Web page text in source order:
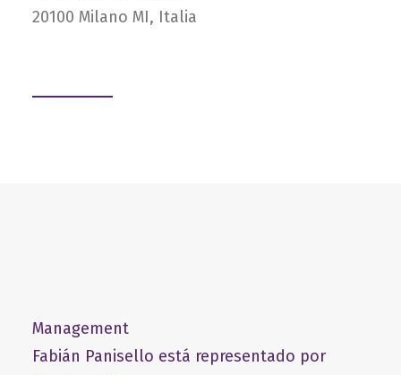
20100 Milano MI, Italia
Management
Fabián Panisello está representado por